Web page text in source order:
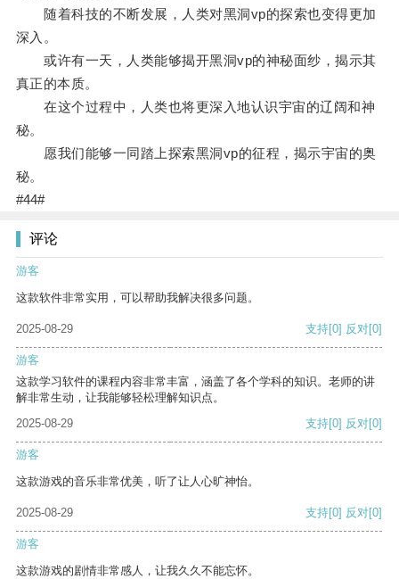
随着科技的不断发展，人类对黑洞vp的探索也变得更加
深入。
或许有一天，人类能够揭开黑洞vp的神秘面纱，揭示其
真正的本质。
在这个过程中，人类也将更深入地认识宇宙的辽阔和神
秘。
愿我们能够一同踏上探索黑洞vp的征程，揭示宇宙的奥
秘。
#44#
评论
游客
这款软件非常实用，可以帮助我解决很多问题。
2025-08-29 支持[0] 反对[0]
游客
这款学习软件的课程内容非常丰富，涵盖了各个学科的知识。老师的讲
解非常生动，让我能够轻松理解知识点。
2025-08-29
支持[0] 反对[0]
游客
这款游戏的音乐非常优美，听了让人心旷神怡。
2025-08-29 支持[0] 反对[0]
游客
这款游戏的剧情非常感人，让我久久不能忘怀。